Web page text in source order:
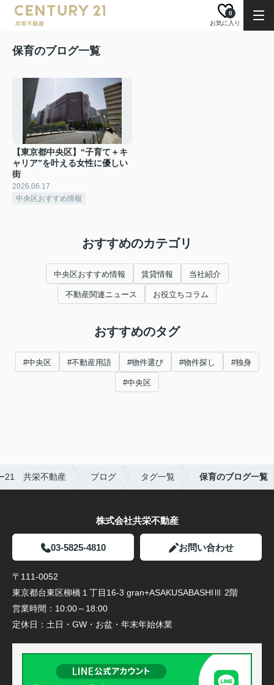
お気に入り
0
保育のブログ一覧
【東京都中央区】“子育て＋キ
ャリア”を叶える女性に優しい
街
2026.06.17
中央区おすすめ情報
おすすめのカテゴリ
中央区おすすめ情報 賃貸情報 当社紹介
不動産関連ニュース お役立ちコラム
おすすめのタグ
#中央区 #不動産用語 #物件選び #物件探し #独身
#中央区
21 共栄不動産 ブログ タグ一覧 保育のブログ一覧
株式会社共栄不動産
03-5825-4810 お問い合わせ
〒111-0052
東京都台東区柳橋１丁目16-3 gran+ASAKUSABASHIⅢ 2階
営業時間： 10:00～18:00
定休日： 土日・GW・お盆・年末年始休業